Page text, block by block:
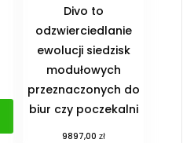
Divo to
odzwierciedlanie
ewolucji siedzisk
modułowych
przeznaczonych do
biur czy poczekalni
9897,00 zł